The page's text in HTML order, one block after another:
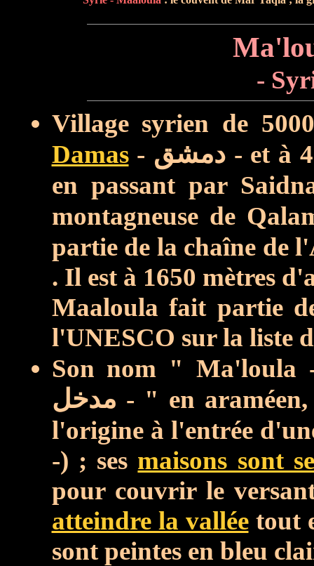
-
Village syrien de
Damas- دمشق- et à
en passant par
montagneuse de
partie de la chaîne de
. Il est à 1650 mètres
Maaloula fait partie
l'UNESCO sur la liste
Son nom "
مدخل - " en
l'origine à l'entrée
-) ; ses maisons sont
pour couvrir le
atteindre la valléetout
sont peintes en bleu